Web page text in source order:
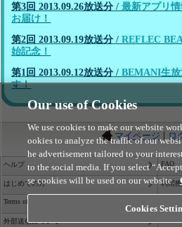
第3回 2013.09.26放送分 /最新アプリ
お届け！
第2回 2013.09.19放送分 /REFLEC
始記念！
第1回 2013.09.12放送分 /BEMANI生
す！
マイページ | ロ
ヘルプ FAQ
はじめての方 利用
Terms of Service
外部送信について
Our use of Cookies
We use cookies to make our website
ookies to analyze the traffic of our
he advertisement tailored to your
to the social media. If you select
se cookies will be used on our website.
Cookies